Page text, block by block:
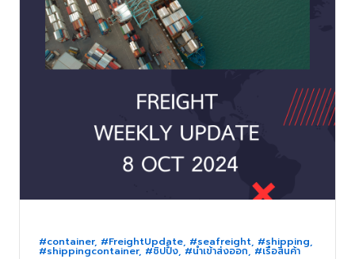
#container, #FreightUpdate, #seafreight, #shipping,
#shippingcontainer, #ชิปปิ้ง,#นำเข้าส่งออก,#เรือสินค้า